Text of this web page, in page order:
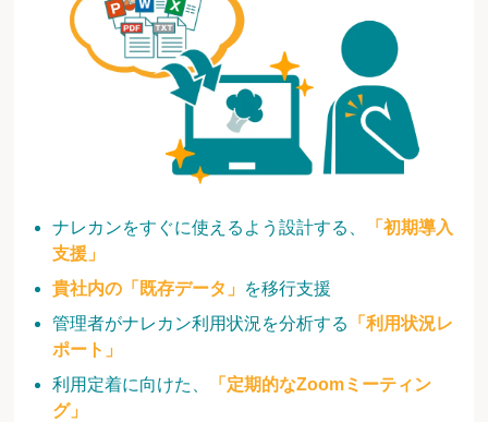
ナレカンをすぐに使えるよう設計する、
「初期導入
支援」
貴社内の「既存データ」 を移行支援
管理者がナレカン利用状況を分析する
「利用状況レ
ポート」
利用定着に向けた、
「定期的なZoomミーティン
グ」